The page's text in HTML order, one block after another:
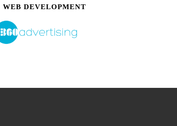
WEB DEVELOPMENT